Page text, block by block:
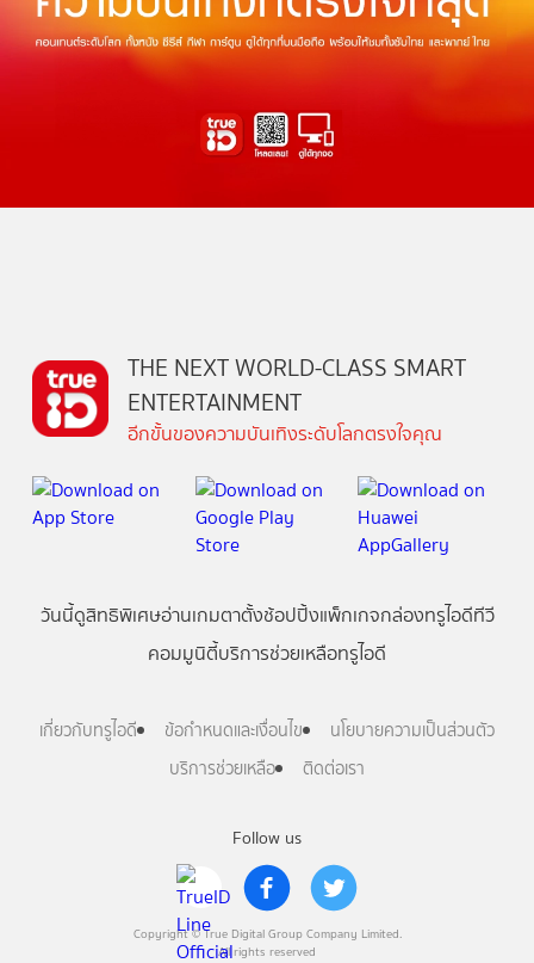
Follow us
Copyright © True Digital Group Company Limited.
All rights reserved
THE NEXT WORLD-CLASS SMART
ENTERTAINMENT
อีกขั้นของความบันเทิงระดับโลกตรงใจคุณ
วันนี้ดูสิทธิพิเศษอ่านเกมตาตั้งช้อปปิ้งแพ็กเกจกล่องทรูไอดีทีวี
คอมมูนิตี้บริการช่วยเหลือทรูไอดี
เกี่ยวกับทรูไอดี ข้อกำหนดและเงื่อนไข
นโยบายความเป็นส่วนตัว
บริการช่วยเหลือ
ติดต่อเรา